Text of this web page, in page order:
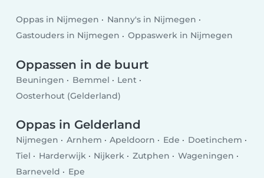
Oppas in Nijmegen
Nanny's in Nijmegen
Gastouders in Nijmegen
Oppaswerk in Nijmegen
Oppassen in de buurt
Beuningen Bemmel
Lent
Oosterhout (Gelderland)
Oppas in Gelderland
Nijmegen Arnhem Apeldoorn Ede
Doetinchem
Tiel
Harderwijk Nijkerk Zutphen
Wageningen
Barneveld
Epe